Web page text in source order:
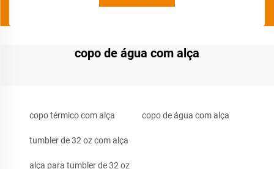
copo de água com alça
copo térmico com alça copo de água com alça
tumbler de 32 oz com alça
alça para tumbler de 32 oz